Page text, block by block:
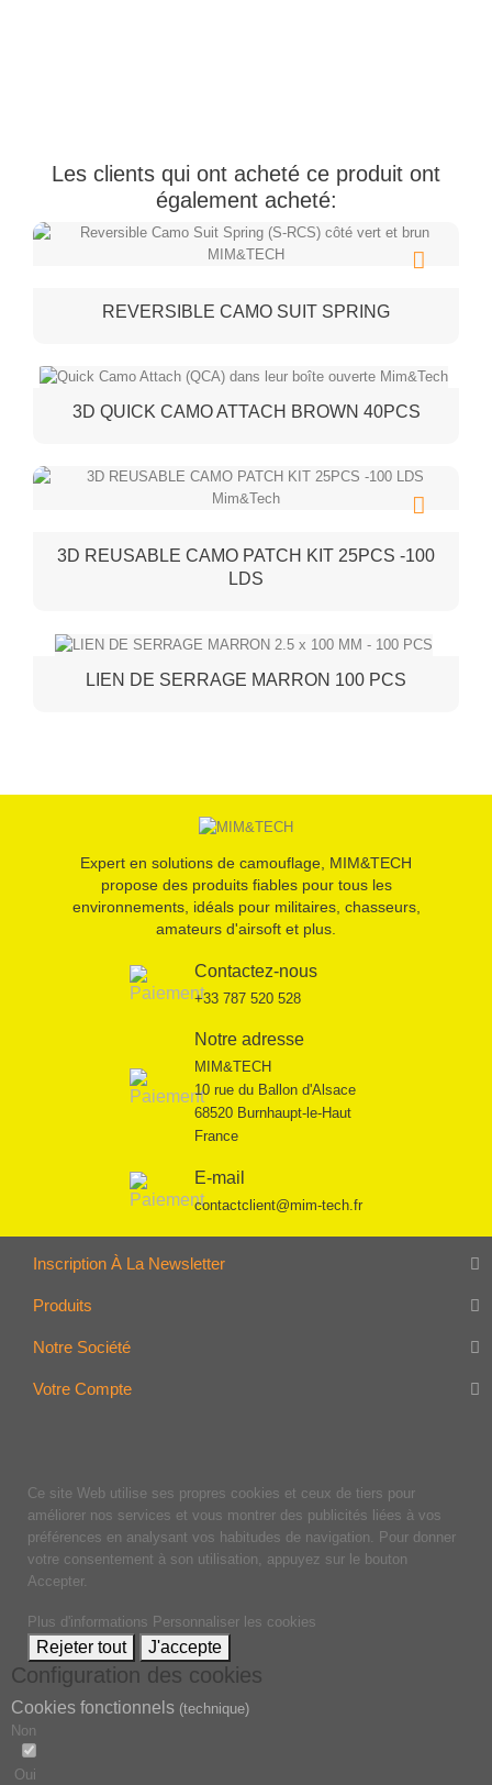
Les clients qui ont acheté ce produit ont
également acheté:
REVERSIBLE CAMO SUIT SPRING
3D QUICK CAMO ATTACH BROWN 40PCS
3D REUSABLE CAMO PATCH KIT 25PCS -100
LDS
LIEN DE SERRAGE MARRON 100 PCS
Expert en solutions de camouflage, MIM&TECH
propose des produits fiables pour tous les
environnements, idéals pour militaires, chasseurs,
amateurs d'airsoft et plus.
Contactez-nous
+33 787 520 528
Notre adresse
MIM&TECH
10 rue du Ballon d'Alsace
68520 Burnhaupt-le-Haut
France
E-mail
contactclient@mim-tech.fr
Inscription À La Newsletter
Produits
Notre Société
Votre Compte
Ce site Web utilise ses propres cookies et ceux de tiers pour
améliorer nos services et vous montrer des publicités liées à vos
préférences en analysant vos habitudes de navigation. Pour donner
votre consentement à son utilisation, appuyez sur le bouton
Accepter.
Plus d'informations Personnaliser les cookies
Rejeter tout J'accepte
Configuration des cookies
Cookies fonctionnels (technique)
Non
Oui